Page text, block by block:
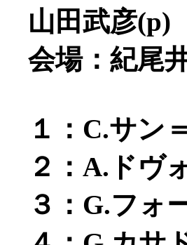
山田武彦(p)
会場：紀尾
１：C.サン
２：A.ドヴ
３：G.フ